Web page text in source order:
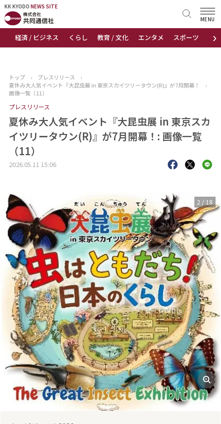
KK KYODO NEWS SITE
›
経済 / ビジネス くらし 教育 / 文化 エンタメ スポーツ 地域
MENU
KK KYODONEWS SITE
トップページ
ニュース
おすすめコンテンツ
出版物
会社概要
トップ › プレスリリース
›
夏休み大人気イベント『大昆虫展 in 東京スカイツリータウン(R)』が7月開幕！
›
画像一覧（11）
プレスリリース
夏休み大人気イベント『大昆虫展 in 東京スカ
イツリータウン(R)』が7月開幕！: 画像一覧
（11）
2026.05.11 15:06
前
ふれあい２
次
3 / 18